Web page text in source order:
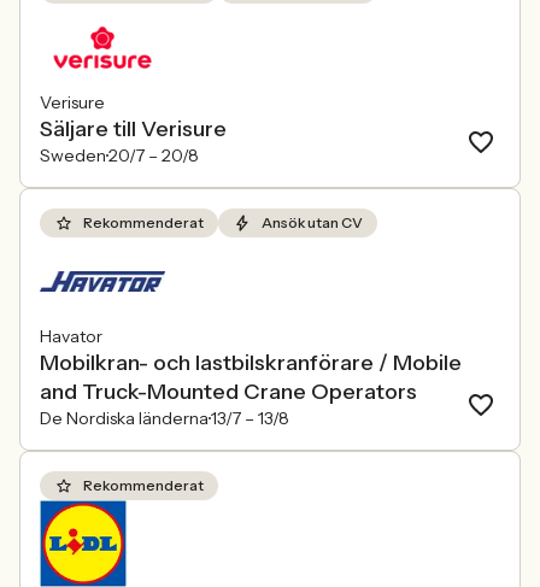
Verisure
Säljare till Verisure
Sweden20/7 – 20/8
Rekommenderat Ansök utan CV
Havator
Mobilkran- och lastbilskranförare / Mobile
and Truck-Mounted Crane Operators
De Nordiska länderna13/7 – 13/8
Rekommenderat